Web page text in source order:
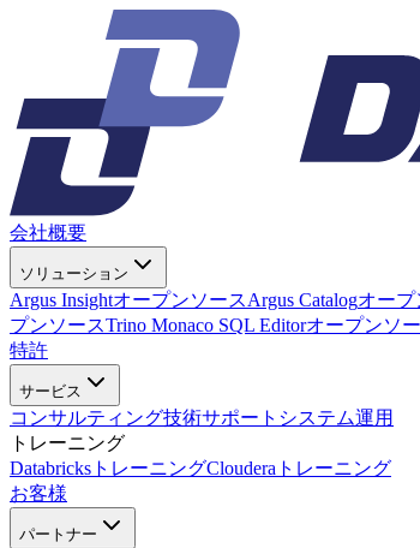
会社概要
ソリューション
Argus InsightオープンソースArgus Catalogオープ
プンソースTrino Monaco SQL Editorオープンソ
特許
サービス
コンサルティング技術サポート システム運用
トレーニング
DatabricksトレーニングClouderaトレーニング
お客様
パートナー